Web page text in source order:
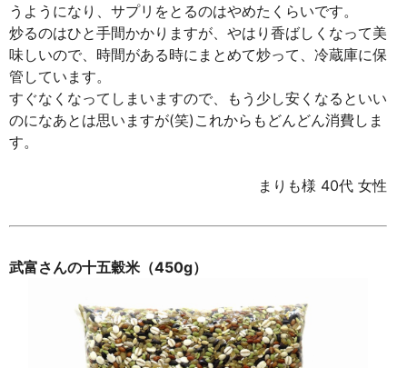
うようになり、サプリをとるのはやめたくらいです。
炒るのはひと手間かかりますが、やはり香ばしくなって美
味しいので、時間がある時にまとめて炒って、冷蔵庫に保
管しています。
すぐなくなってしまいますので、もう少し安くなるといい
のになあとは思いますが(笑)これからもどんどん消費しま
す。
まりも様 40代 女性
武富さんの十五穀米（450g）